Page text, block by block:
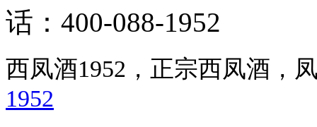
话：400-088-1952
西凤酒1952，正宗西凤酒
1952